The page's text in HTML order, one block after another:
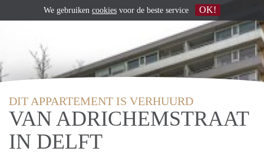
DIT APPARTEMENT IS VERHUURD
VAN ADRICHEMSTRAAT
IN DELFT
We gebruiken cookies voor de beste service OK!